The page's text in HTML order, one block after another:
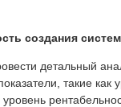
создания
детальный
такие